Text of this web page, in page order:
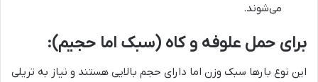
می‌شوند.
برای حمل علوفه و کاه (سبک اما حجیم):
این نوع بارها سبک وزن اما دارای حجم بالایی هستند و نیاز به تریلی